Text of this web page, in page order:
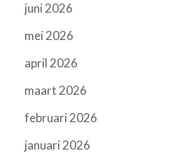
juni 2026
mei 2026
april 2026
maart 2026
februari 2026
januari 2026